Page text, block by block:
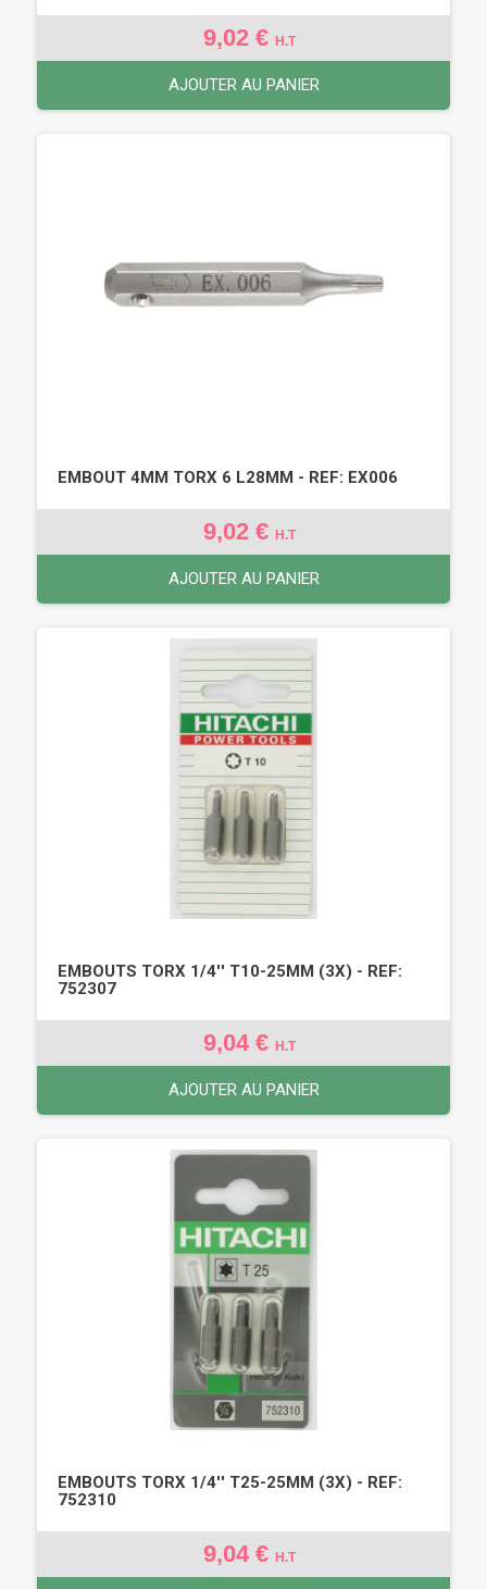
9,02 € H.T
AJOUTER AU PANIER
EMBOUT 4MM TORX 6 L28MM - REF: EX006
9,02 € H.T
AJOUTER AU PANIER
EMBOUTS TORX 1/4'' T10-25MM (3X) - REF:
752307
9,04 € H.T
AJOUTER AU PANIER
EMBOUTS TORX 1/4'' T25-25MM (3X) - REF:
752310
9,04 € H.T